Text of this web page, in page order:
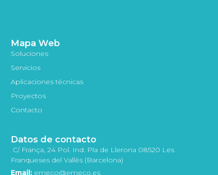
Mapa Web
Soluciones
Servicios
Aplicaciones técnicas
Proyectos
Contacto
Datos de contacto
C/ França, 24 Pol. Ind. Pla de Llerona 08520 Les
Franqueses del Vallès (Barcelona)
Email: emeco@emeco.es